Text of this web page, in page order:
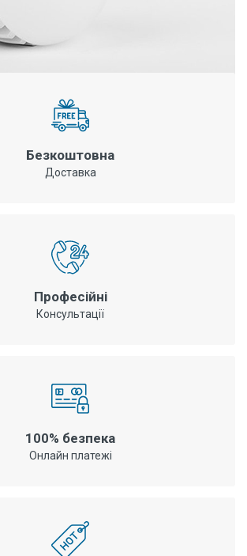
Безкоштовна
Доставка
Професійні
Консультації
100% безпека
Онлайн платежі